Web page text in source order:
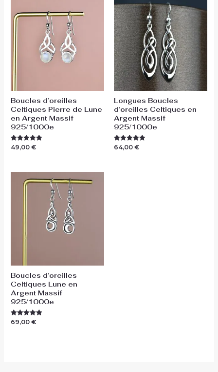
Boucles d’oreilles
Celtiques Pierre de Lune
en Argent Massif
925/1000e
Note
49,00 €
Longues Boucles
d’oreilles Celtiques en
Argent Massif
925/1000e
Note
64,00 €
Boucles d’oreilles
Celtiques Lune en
Argent Massif
925/1000e
Note
69,00 €